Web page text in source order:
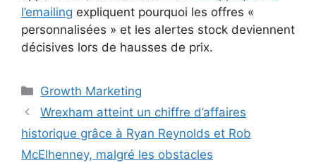
l’emailing expliquent pourquoi les offres «
personnalisées » et les alertes stock deviennent
décisives lors de hausses de prix.
Catégories
Growth Marketing
Wrexham atteint un chiffre d’affaires
historique grâce à Ryan Reynolds et Rob
McElhenney, malgré les obstacles